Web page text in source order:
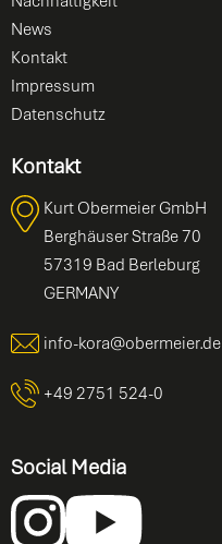
News
Kontakt
Impressum
Datenschutz
Kontakt
Kurt Obermeier GmbH
Berghäuser Straße 70
57319 Bad Berleburg
GERMANY
info-kora@obermeier.de
+49 2751 524-0
Social Media